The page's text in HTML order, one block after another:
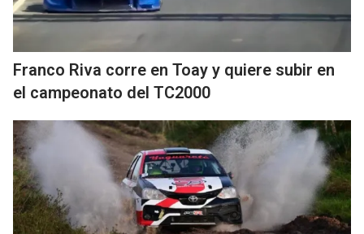
Franco Riva corre en Toay y quiere subir en
el campeonato del TC2000